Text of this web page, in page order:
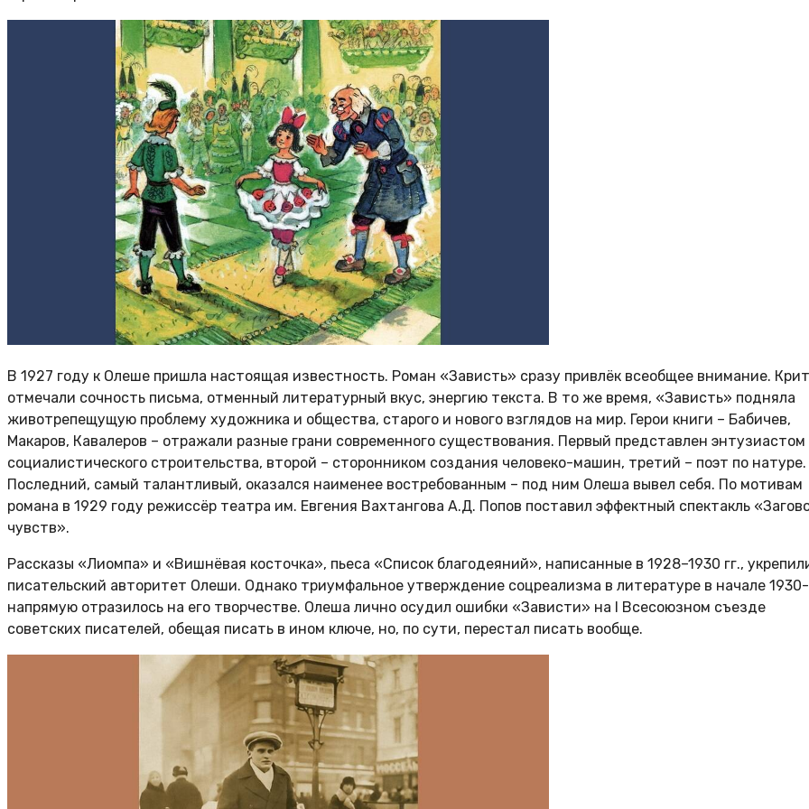
В 1927 году к Олеше пришла настоящая известность. Роман «Зависть» сразу привлёк всеобщее внимание.
отмечали сочность письма, отменный литературный вкус, энергию текста. В то же время, «Зависть» подняла
животрепещущую проблему художника и общества, старого и нового взглядов на мир. Герои книги – Бабичев,
Макаров, Кавалеров – отражали разные грани современного существования. Первый представлен энтузиастом
социалистического строительства, второй – сторонником создания человеко-машин, третий – поэт по натуре.
Последний, самый талантливый, оказался наименее востребованным – под ним Олеша вывел себя. По мотивам
романа в 1929 году режиссёр театра им. Евгения Вахтангова А.Д. Попов поставил эффектный спектакль
чувств».
Рассказы «Лиомпа» и «Вишнёвая косточка», пьеса «Список благодеяний», написанные в 1928–1930 гг.,
писательский авторитет Олеши. Однако триумфальное утверждение соцреализма в литературе в начале 1930-
напрямую отразилось на его творчестве. Олеша лично осудил ошибки «Зависти» на I Всесоюзном съезде
советских писателей, обещая писать в ином ключе, но, по сути, перестал писать вообще.